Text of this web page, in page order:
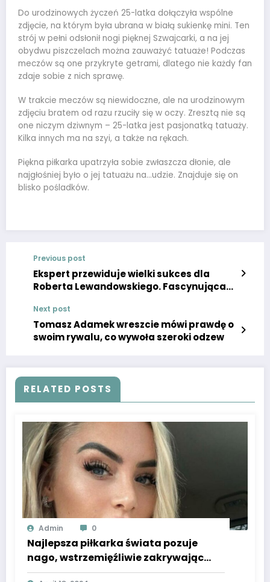
Do urodzinowych życzeń 25-latka dołączyła wspólne
zdjęcie, na którym była ubrana w białą sukienkę mini. Ten
strój w pełni odsłonił nogi pięknej Szwajcarki, a na jej
obydwu piszczelach można zauważyć tatuaże! Podczas
meczów są one przykryte getrami, dlatego nie każdy fan
zdaje sobie z nich sprawę.
W trakcie meczów są niewidoczne, ale na urodzinowym
zdjęciu bratem od razu rzuciły się w oczy. Zresztą nie są
one niczym dziwnym – 25-latka jest pasjonatką tatuaży.
Kilka innych ma na szyi, a także na rękach.
Piękna piłkarka upatrzyła sobie zwłaszcza dłonie, ale
najgłośniej było o jej tatuażu na…udzie. Znajduje się on
blisko pośladków.
Previous post
Ekspert przewiduje wielki sukces dla
Roberta Lewandowskiego. Fascynująca
Next post
Tomasz Adamek wreszcie mówi prawdę o
swoim rywalu, co wywoła szeroki odzew
RELATED POSTS
Admin 0
Najlepsza piłkarka świata pozuje
nago, wstrzemięźliwie zakrywając
jedynie biustonosz. To było dla nas